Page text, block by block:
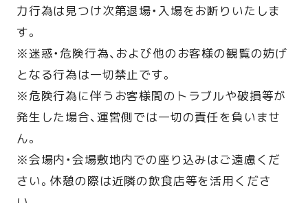
力行為は見つけ次第退場・入場をお断りいたしま
す。
※迷惑・危険行為、および他のお客様の観覧の妨げ
となる行為は一切禁止です。
※危険行為に伴うお客様間のトラブルや破損等が
発生した場合、運営側では一切の責任を負いませ
ん。
※会場内・会場敷地内での座り込みはご遠慮くだ
さい。休憩の際は近隣の飲食店等を活用くださ